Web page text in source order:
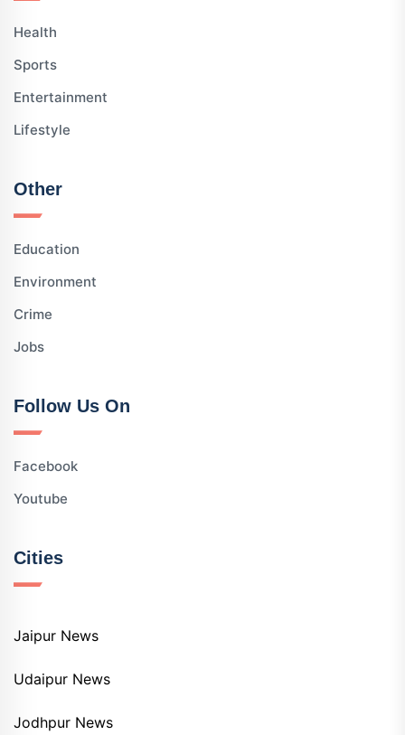
Health
Sports
Entertainment
Lifestyle
Other
Education
Environment
Crime
Jobs
Follow Us On
Facebook
Youtube
Cities
Jaipur News
Udaipur News
Jodhpur News